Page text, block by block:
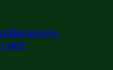
Bestellung